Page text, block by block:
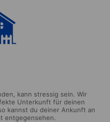
kann stressig sein. Wir
Unterkunft für deinen
kannst du deiner Ankunft an
entgegensehen.